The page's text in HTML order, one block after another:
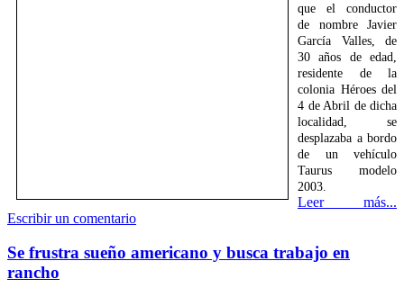
que el conductor
de nombre Javier
García Valles, de
30 años de edad,
residente de la
colonia Héroes del
4 de Abril de dicha
localidad, se
desplazaba a bordo
de un vehículo
Taurus modelo
2003.
Leer más...
Escribir un comentario
Se frustra sueño americano y busca trabajo en
rancho